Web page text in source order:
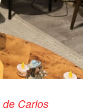
Carlos